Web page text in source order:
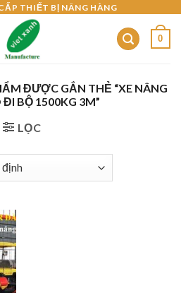
THIẾT BỊ NÂNG HÀNG
0
ĐƯỢC GẮN THẺ “XE NÂNG
BỘ 1500KG 3M”
LỌC